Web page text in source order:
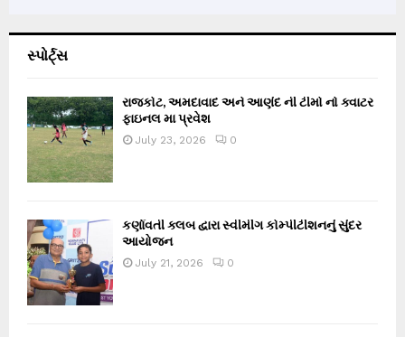
સ્પોર્ટ્સ
રાજકોટ, અમદાવાદ અને આણંદ ની ટીમો નો ક્વાટર
ફાઇનલ મા પ્રવેશ
July 23, 2026 0
કર્ણાવતી ક્લબ દ્વારા સ્વીમીંગ કોમ્પીટીશનનું સુંદર
આયોજન
July 21, 2026 0